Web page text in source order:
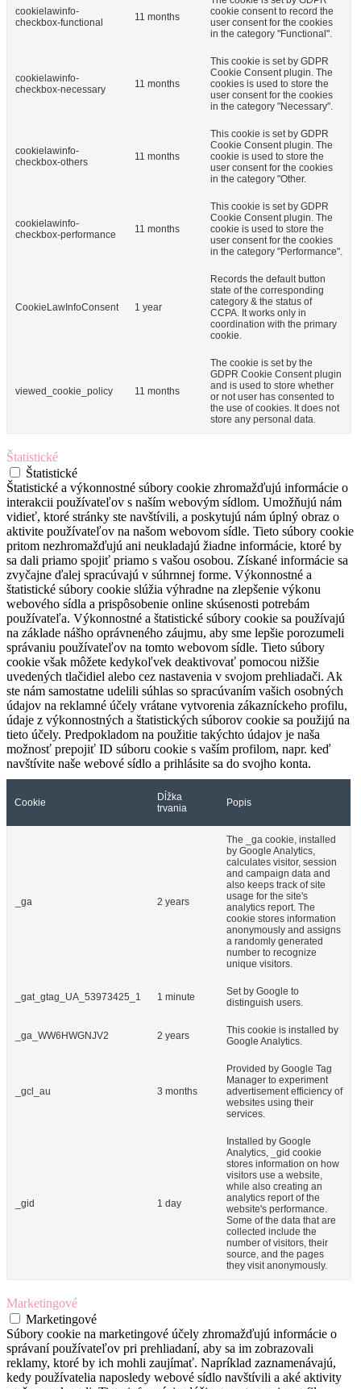
cookielawinfo-
checkbox-functional
11 months
cookie consent to record the
user consent for the cookies
in the category "Functional".
cookielawinfo-
checkbox-necessary
11 months
This cookie is set by GDPR
Cookie Consent plugin. The
cookies is used to store the
user consent for the cookies
in the category "Necessary".
cookielawinfo-
checkbox-others
11 months
This cookie is set by GDPR
Cookie Consent plugin. The
cookie is used to store the
user consent for the cookies
in the category "Other.
cookielawinfo-
checkbox-performance
11 months
This cookie is set by GDPR
Cookie Consent plugin. The
cookie is used to store the
user consent for the cookies
in the category "Performance".
CookieLawInfoConsent 1 year
Records the default button
state of the corresponding
category & the status of
CCPA. It works only in
coordination with the primary
cookie.
viewed_cookie_policy 11 months
The cookie is set by the
GDPR Cookie Consent plugin
and is used to store whether
or not user has consented to
the use of cookies. It does not
store any personal data.
Štatistické
Štatistické
Štatistické a výkonnostné súbory cookie zhromažďujú informácie o
interakcii používateľov s naším webovým sídlom. Umožňujú nám
vidieť, ktoré stránky ste navštívili, a poskytujú nám úplný obraz o
aktivite používateľov na našom webovom sídle. Tieto súbory cookie
pritom nezhromažďujú ani neukladajú žiadne informácie, ktoré by
sa dali priamo spojiť priamo s vašou osobou. Získané informácie sa
zvyčajne ďalej spracúvajú v súhrnnej forme. Výkonnostné a
štatistické súbory cookie slúžia výhradne na zlepšenie výkonu
webového sídla a prispôsobenie online skúsenosti potrebám
používateľa. Výkonnostné a štatistické súbory cookie sa používajú
na základe nášho oprávneného záujmu, aby sme lepšie porozumeli
správaniu používateľov na tomto webovom sídle. Tieto súbory
cookie však môžete kedykoľvek deaktivovať pomocou nižšie
uvedených tlačidiel alebo cez nastavenia v svojom prehliadači. Ak
ste nám samostatne udelili súhlas so spracúvaním vašich osobných
údajov na reklamné účely vrátane vytvorenia zákazníckeho profilu,
údaje z výkonnostných a štatistických súborov cookie sa použijú na
tieto účely. Predpokladom na použitie takýchto údajov je naša
možnosť prepojiť ID súboru cookie s vaším profilom, napr. keď
navštívite naše webové sídlo a prihlásite sa do svojho konta.
Cookie
Dĺžka
trvania
Popis
_ga 2 years
The _ga cookie, installed
by Google Analytics,
calculates visitor, session
and campaign data and
also keeps track of site
usage for the site's
analytics report. The
cookie stores information
anonymously and assigns
a randomly generated
number to recognize
unique visitors.
_gat_gtag_UA_53973425_1 1 minute
Set by Google to
distinguish users.
_ga_WW6HWGNJV2 2 years
This cookie is installed by
Google Analytics.
_gcl_au 3 months
Provided by Google Tag
Manager to experiment
advertisement efficiency of
websites using their
services.
_gid 1 day
Installed by Google
Analytics, _gid cookie
stores information on how
visitors use a website,
while also creating an
analytics report of the
website's performance.
Some of the data that are
collected include the
number of visitors, their
source, and the pages
they visit anonymously.
Marketingové
Marketingové
Súbory cookie na marketingové účely zhromažďujú informácie o
správaní používateľov pri prehliadaní, aby sa im zobrazovali
reklamy, ktoré by ich mohli zaujímať. Napríklad zaznamenávajú,
kedy používatelia naposledy webové sídlo navštívili a aké aktivity